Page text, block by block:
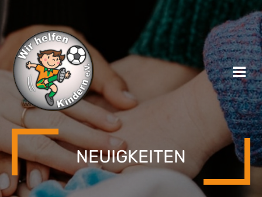
NEUIGKEITEN